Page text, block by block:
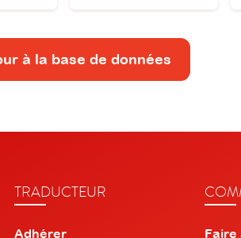
à la base de données
TRADUCTEUR
Adhérer